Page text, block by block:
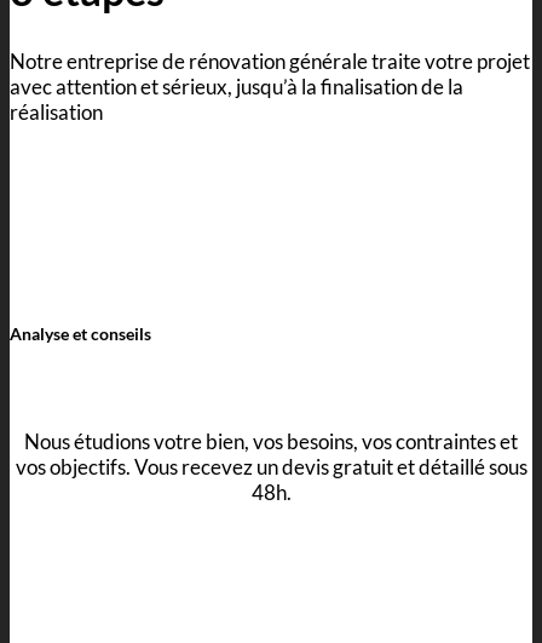
Notre entreprise de rénovation générale traite votre projet
avec attention et sérieux, jusqu’à la finalisation de la
réalisation
Analyse et conseils
Nous étudions votre bien, vos besoins, vos contraintes et
vos objectifs. Vous recevez un devis gratuit et détaillé sous
48h.